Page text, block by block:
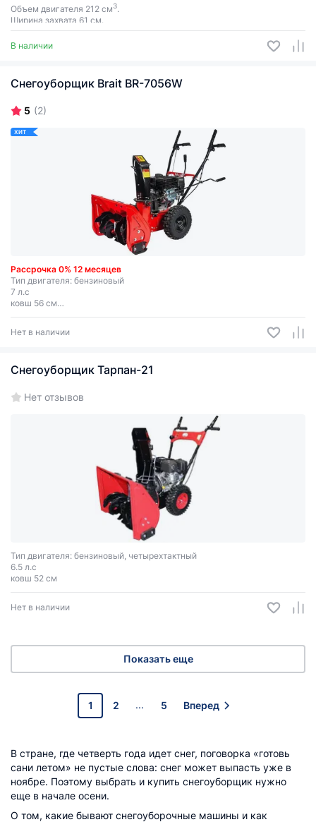
Объем двигателя 212 см3.
Ширина захвата 61 см.
В наличии
Снегоуборщик Brait BR-7056W
5 (2)
ХИТ
Рассрочка 0% 12 месяцев
Тип двигателя: бензиновый
7 л.с
ковш 56 см
размер колес 13x4.1-6
Нет в наличии
Снегоуборщик Тарпан-21
Нет отзывов
Тип двигателя: бензиновый, четырехтактный
6.5 л.с
ковш 52 см
Нет в наличии
Показать еще
1 2 ... 5 Вперед
В стране, где четверть года идет снег, поговорка «готовь
сани летом» не пустые слова: снег может выпасть уже в
ноябре. Поэтому выбрать и купить снегоуборщик нужно
еще в начале осени.
О том, какие бывают снегоуборочные машины и как